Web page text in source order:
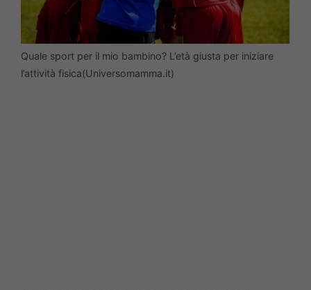
Quale sport per il mio bambino? L’età giusta per iniziare
l’attività fisica(Universomamma.it)